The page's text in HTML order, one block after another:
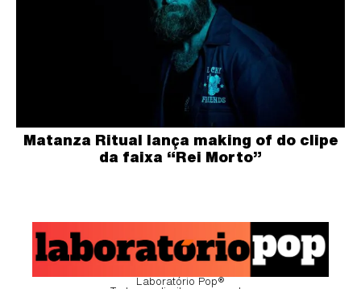
Matanza Ritual lança making of do clipe
da faixa “Rei Morto”
Laboratório Pop®